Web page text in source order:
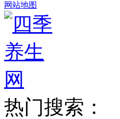
网站地图
热门搜索：